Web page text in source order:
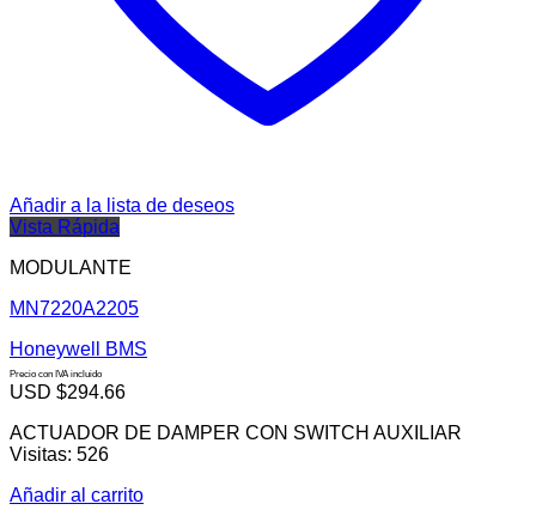
Añadir a la lista de deseos
Vista Rápida
MODULANTE
MN7220A2205
Honeywell BMS
Precio con IVA incluido
USD $294.66
ACTUADOR DE DAMPER CON SWITCH AUXILIAR
Visitas: 526
Añadir al carrito